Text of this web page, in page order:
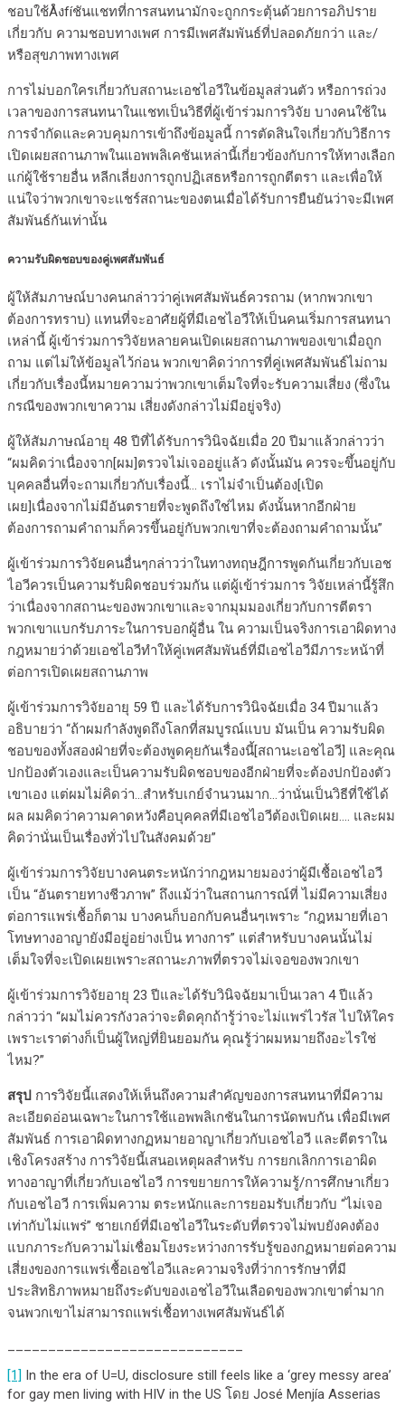
ชอบใช้Åงfíชันแชทที่การสนทนามักจะถูกกระตุ้นด้วยการอภิปราย
เกี่ยวกับ ความชอบทางเพศ การมีเพศสัมพันธ์ที่ปลอดภัยกว่า และ/
หรือสุขภาพทางเพศ
การไม่บอกใครเกี่ยวกับสถานะเอชไอวีในข้อมูลส่วนตัว หรือการถ่วง
เวลาของการสนทนาในแชทเป็นวิธีที่ผู้เข้าร่วมการวิจัย บางคนใช้ใน
การจำกัดและควบคุมการเข้าถึงข้อมูลนี้ การตัดสินใจเกี่ยวกับวิธีการ
เปิดเผยสถานภาพในแอพพลิเคชันเหล่านี้เกี่ยวข้องกับการให้ทางเลือก
แก่ผู้ใช้รายอื่น หลีกเลี่ยงการถูกปฏิเสธหรือการถูกตีตรา และเพื่อให้
แน่ใจว่าพวกเขาจะแชร์สถานะของตนเมื่อได้รับการยืนยันว่าจะมีเพศ
สัมพันธ์กันเท่านั้น
ความรับผิดชอบของคู่เพศสัมพันธ์
ผู้ให้สัมภาษณ์บางคนกล่าวว่าคู่เพศสัมพันธ์ควรถาม (หากพวกเขา
ต้องการทราบ) แทนที่จะอาศัยผู้ที่มีเอชไอวีให้เป็นคนเริ่มการสนทนา
เหล่านี้ ผู้เข้าร่วมการวิจัยหลายคนเปิดเผยสถานภาพของเขาเมื่อถูก
ถาม แต่ไม่ให้ข้อมูลไว้ก่อน พวกเขาคิดว่าการที่คู่เพศสัมพันธ์ไม่ถาม
เกี่ยวกับเรื่องนี้หมายความว่าพวกเขาเต็มใจที่จะรับความเสี่ยง (ซึ่งใน
กรณีของพวกเขาความ เสี่ยงดังกล่าวไม่มีอยู่จริง)
ผู้ให้สัมภาษณ์อายุ 48 ปีที่ได้รับการวินิจฉัยเมื่อ 20 ปีมาแล้วกล่าวว่า
“ผมคิดว่าเนื่องจาก[ผม]ตรวจไม่เจออยู่แล้ว ดังนั้นมัน ควรจะขึ้นอยู่กับ
บุคคลอื่นที่จะถามเกี่ยวกับเรื่องนี้… เราไม่จำเป็นต้อง[เปิด
เผย]เนื่องจากไม่มีอันตรายที่จะพูดถึงใช่ไหม ดังนั้นหากอีกฝ่าย
ต้องการถามคำถามก็ควรขึ้นอยู่กับพวกเขาที่จะต้องถามคำถามนั้น”
ผู้เข้าร่วมการวิจัยคนอื่นๆกล่าวว่าในทางทฤษฎีการพูดกันเกี่ยวกับเอช
ไอวีควรเป็นความรับผิดชอบร่วมกัน แต่ผู้เข้าร่วมการ วิจัยเหล่านี้รู้สึก
ว่าเนื่องจากสถานะของพวกเขาและจากมุมมองเกี่ยวกับการตีตรา
พวกเขาแบกรับภาระในการบอกผู้อื่น ใน ความเป็นจริงการเอาผิดทาง
กฎหมายว่าด้วยเอชไอวีทำให้คู่เพศสัมพันธ์ที่มีเอชไอวีมีภาระหน้าที่
ต่อการเปิดเผยสถานภาพ
ผู้เข้าร่วมการวิจัยอายุ 59 ปี และได้รับการวินิจฉัยเมื่อ 34 ปีมาแล้ว
อธิบายว่า “ถ้าผมกำลังพูดถึงโลกที่สมบูรณ์แบบ มันเป็น ความรับผิด
ชอบของทั้งสองฝ่ายที่จะต้องพูดคุยกันเรื่องนี้[สถานะเอชไอวี] และคุณ
ปกป้องตัวเองและเป็นความรับผิดชอบของอีกฝ่ายที่จะต้องปกป้องตัว
เขาเอง แต่ผมไม่คิดว่า…สำหรับเกย์จำนวนมาก…ว่านั่นเป็นวิธีที่ใช้ได้
ผล ผมคิดว่าความคาดหวังคือบุคคลที่มีเอชไอวีต้องเปิดเผย…. และผม
คิดว่านั่นเป็นเรื่องทั่วไปในสังคมด้วย”
ผู้เข้าร่วมการวิจัยบางคนตระหนักว่ากฎหมายมองว่าผู้มีเชื้อเอชไอวี
เป็น “อันตรายทางชีวภาพ” ถึงแม้ว่าในสถานการณ์ที่ ไม่มีความเสี่ยง
ต่อการแพร่เชื้อก็ตาม บางคนก็บอกกับคนอื่นๆเพราะ “กฎหมายที่เอา
โทษทางอาญายังมีอยู่อย่างเป็น ทางการ” แต่สำหรับบางคนนั้นไม่
เต็มใจที่จะเปิดเผยเพราะสถานะภาพที่ตรวจไม่เจอของพวกเขา
ผู้เข้าร่วมการวิจัยอายุ 23 ปีและได้รับวินิจฉัยมาเป็นเวลา 4 ปีแล้ว
กล่าวว่า “ผมไม่ควรกังวลว่าจะติดคุกถ้ารู้ว่าจะไม่แพร่ไวรัส ไปให้ใคร
เพราะเราต่างก็เป็นผู้ใหญ่ที่ยินยอมกัน คุณรู้ว่าผมหมายถึงอะไรใช่
ไหม?”
สรุป การวิจัยนี้แสดงให้เห็นถึงความสำคัญของการสนทนาที่มีความ
ละเอียดอ่อนเฉพาะในการใช้แอพพลิเกชันในการนัดพบกัน เพื่อมีเพศ
สัมพันธ์ การเอาผิดทางกฏหมายอาญาเกี่ยวกับเอชไอวี และตีตราใน
เชิงโครงสร้าง การวิจัยนี้เสนอเหตุผลสำหรับ การยกเลิกการเอาผิด
ทางอาญาที่เกี่ยวกับเอชไอวี การขยายการให้ความรู้/การศึกษาเกี่ยว
กับเอชไอวี การเพิ่มความ ตระหนักและการยอมรับเกี่ยวกับ “ไม่เจอ
เท่ากับไม่แพร่” ชายเกย์ที่มีเอชไอวีในระดับที่ตรวจไม่พบยังคงต้อง
แบกภาระกับความไม่เชื่อมโยงระหว่างการรับรู้ของกฏหมายต่อความ
เสี่ยงของการแพร่เชื้อเอชไอวีและความจริงที่ว่าการรักษาที่มี
ประสิทธิภาพหมายถึงระดับของเอชไอวีในเลือดของพวกเขาต่ำมาก
จนพวกเขาไม่สามารถแพร่เชื้อทางเพศสัมพันธ์ได้
[1] In the era of U=U, disclosure still feels like a ‘grey messy area’
for gay men living with HIV in the US โดย José Menjía Asserias